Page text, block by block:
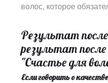
волос, которое
Результат
результат
"Счастье для
Если говорить о